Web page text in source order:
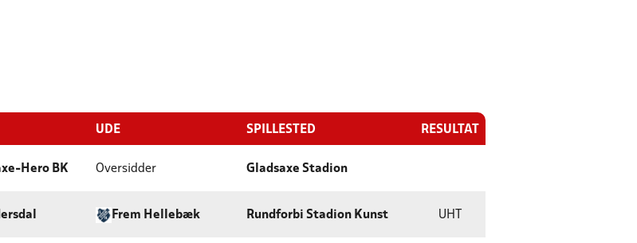
UDE SPILLESTED RESULTAT
Hero BK Oversidder Gladsaxe Stadion
Frem Hellebæk Rundforbi Stadion Kunst UHT